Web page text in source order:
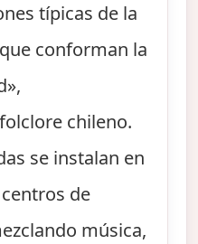
típicas de la
conforman la
chileno.
se instalan en
de
música,